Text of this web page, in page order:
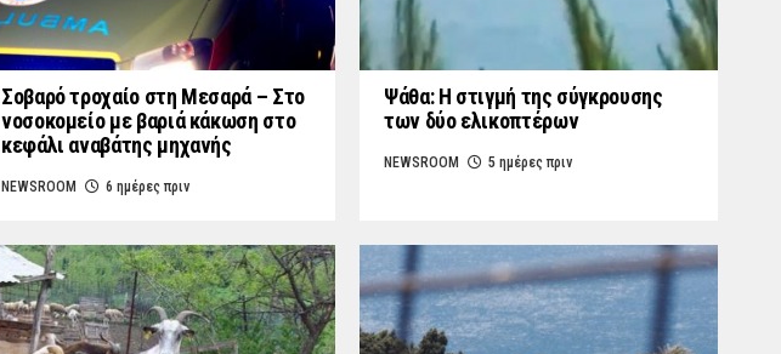
Σοβαρό τροχαίο στη Μεσαρά – Στο
νοσοκομείο με βαριά κάκωση στο
κεφάλι αναβάτης μηχανής
NEWSROOM 6 ημέρες πριν
Ψάθα: Η στιγμή της σύγκρουσης
των δύο ελικοπτέρων
NEWSROOM 5 ημέρες πριν